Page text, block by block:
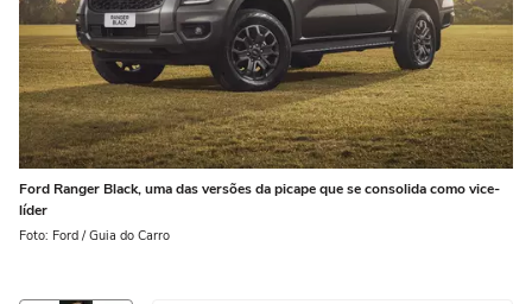
Ford Ranger Black, uma das versões da picape que se consolida como vice-
líder
Foto: Ford / Guia do Carro